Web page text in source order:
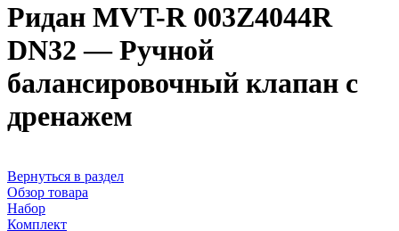
Ридан MVT-R 003Z4044R
DN32 — Ручной
балансировочный клапан с
дренажем
Вернуться в раздел
Обзор товара
Набор
Комплект